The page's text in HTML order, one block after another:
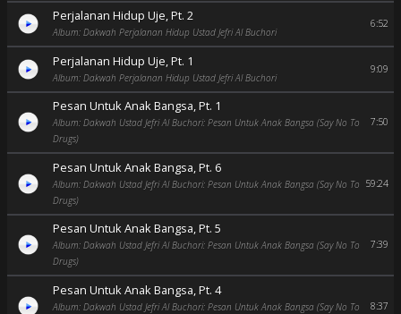
Perjalanan Hidup Uje, Pt. 2
Album: Dakwah Perjalanan Hidup Ustad Jefri Al Buchori
6:52
Perjalanan Hidup Uje, Pt. 1
Album: Dakwah Perjalanan Hidup Ustad Jefri Al Buchori
9:09
Pesan Untuk Anak Bangsa, Pt. 1
Album: Dakwah Ustad Jefri Al Buchori: Pesan Untuk Anak Bangsa (Say No To
Drugs)
7:50
Pesan Untuk Anak Bangsa, Pt. 6
Album: Dakwah Ustad Jefri Al Buchori: Pesan Untuk Anak Bangsa (Say No To
Drugs)
59:24
Pesan Untuk Anak Bangsa, Pt. 5
Album: Dakwah Ustad Jefri Al Buchori: Pesan Untuk Anak Bangsa (Say No To
Drugs)
7:39
Pesan Untuk Anak Bangsa, Pt. 4
Album: Dakwah Ustad Jefri Al Buchori: Pesan Untuk Anak Bangsa (Say No To
8:37